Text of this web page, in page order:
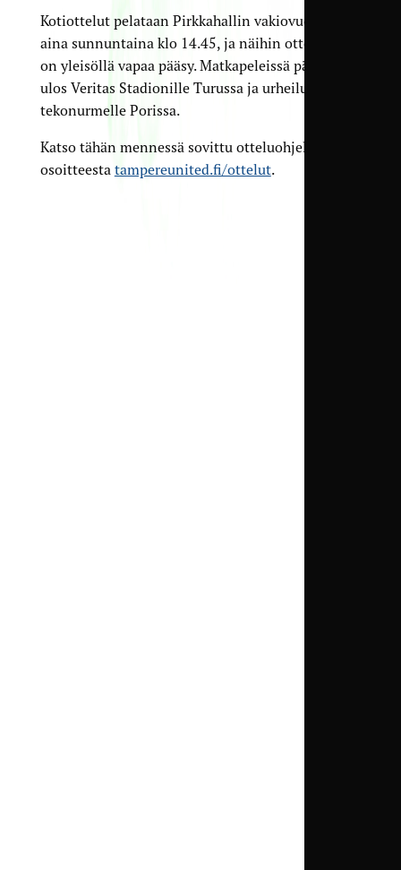
Kotiottelut pelataan Pirkkahallin vakiovuorolla
aina sunnuntaina klo 14.45, ja näihin otteluihin
on yleisöllä vapaa pääsy. Matkapeleissä päästään
ulos Veritas Stadionille Turussa ja urheilukentän
tekonurmelle Porissa.
Katso tähän mennessä sovittu otteluohjelma
osoitteesta tampereunited.fi/ottelut.